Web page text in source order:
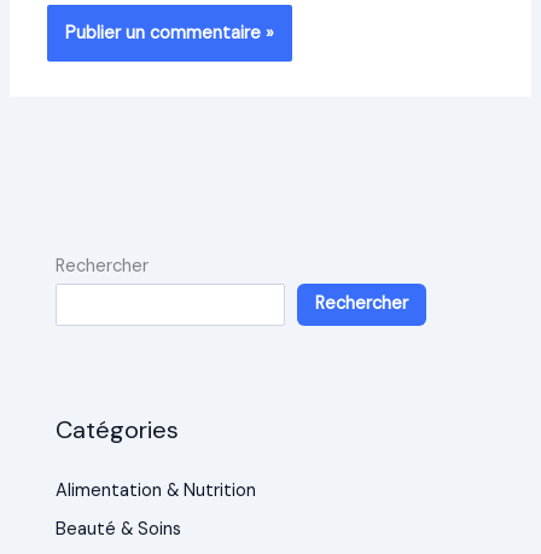
Rechercher
Rechercher
Catégories
Alimentation & Nutrition
Beauté & Soins